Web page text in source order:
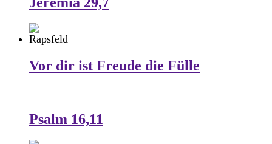
Vor dir ist Freude die Fülle
Psalm 16,11